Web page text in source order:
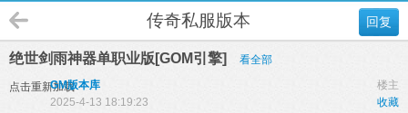
回复
传奇私服版本
绝世剑雨神器单职业版[GOM引擎] 看全部
点击重新加载 楼主
GM版本库
收藏
2025-4-13 18:19:23